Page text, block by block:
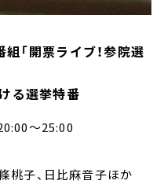
「開票ライブ！参院選
る選挙特番
～25:00
桃子、日比麻音子ほか